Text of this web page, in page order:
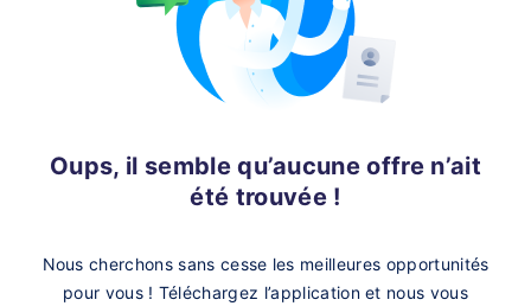
Oups, il semble qu’aucune offre n’ait
été trouvée !
Nous cherchons sans cesse les meilleures opportunités
pour vous ! Téléchargez l’application et nous vous